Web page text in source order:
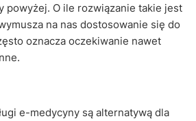
powyżej. O ile rozwiązanie takie jest
na nas dostosowanie się do
oznacza oczekiwanie nawet
e-medycyny są alternatywą dla